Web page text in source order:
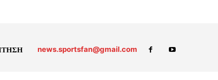
news.sportsfan@gmail.com